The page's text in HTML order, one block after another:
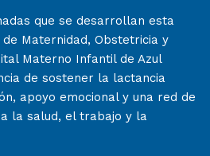
que se desarrollan esta
Maternidad, Obstetricia y
Materno Infantil de Azul
de sostener la lactancia
apoyo emocional y una red de
la salud, el trabajo y la